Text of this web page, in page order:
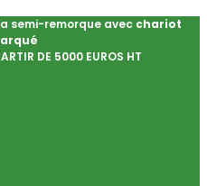
semi-remorque avec chariot
DE 5000 EUROS HT